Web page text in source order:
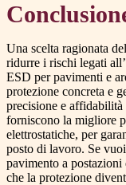
Una scelta ragionata
ridurre i rischi legati
ESD per pavimenti e
protezione concreta e
precisione e
forniscono la migliore
elettrostatiche, per
posto di lavoro. Se
pavimento a postazioni
che la protezione